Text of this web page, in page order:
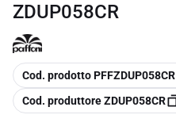
ZDUP058CR
copia
Cod. prodotto PFFZDUP058CR
copia
Cod. produttore ZDUP058CR